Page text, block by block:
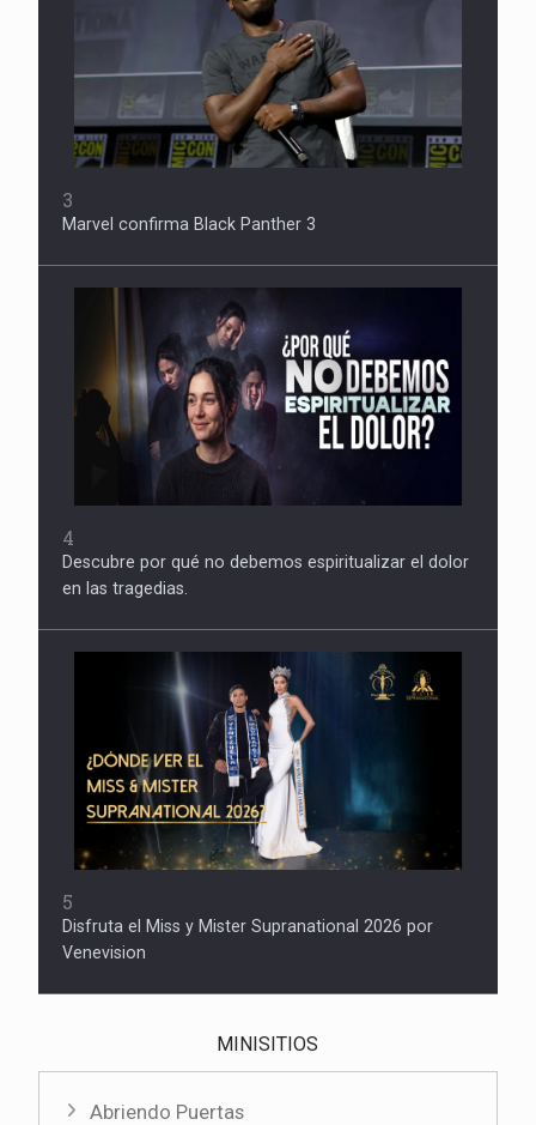
3
Marvel confirma Black Panther 3
4
Descubre por qué no debemos espiritualizar el dolor
en las tragedias.
5
Disfruta el Miss y Mister Supranational 2026 por
Venevision
MINISITIOS
Abriendo Puertas